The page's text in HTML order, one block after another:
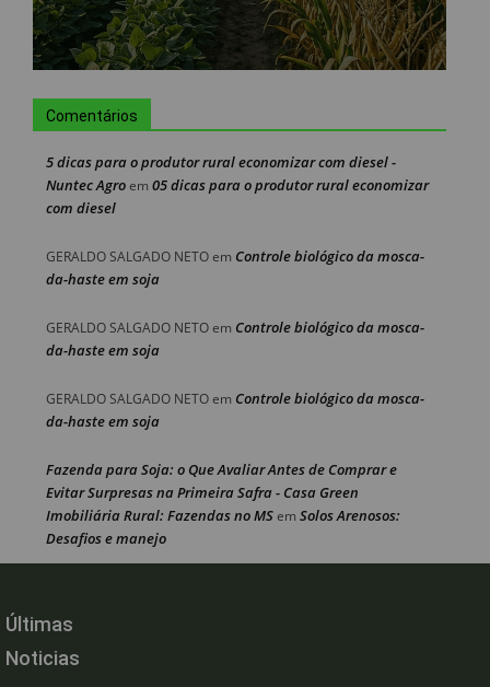
Comentários
5 dicas para o produtor rural economizar com diesel -
Nuntec Agroem 05 dicas para o produtor rural economizar
com diesel
GERALDO SALGADO NETOem Controle biológico da mosca-
da-haste em soja
GERALDO SALGADO NETOem Controle biológico da mosca-
da-haste em soja
GERALDO SALGADO NETOem Controle biológico da mosca-
da-haste em soja
Fazenda para Soja: o Que Avaliar Antes de Comprar e
Evitar Surpresas na Primeira Safra - Casa Green
Imobiliária Rural: Fazendas no MSem Solos Arenosos:
Desafios e manejo
Últimas
Noticias